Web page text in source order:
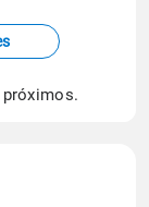
Previsão